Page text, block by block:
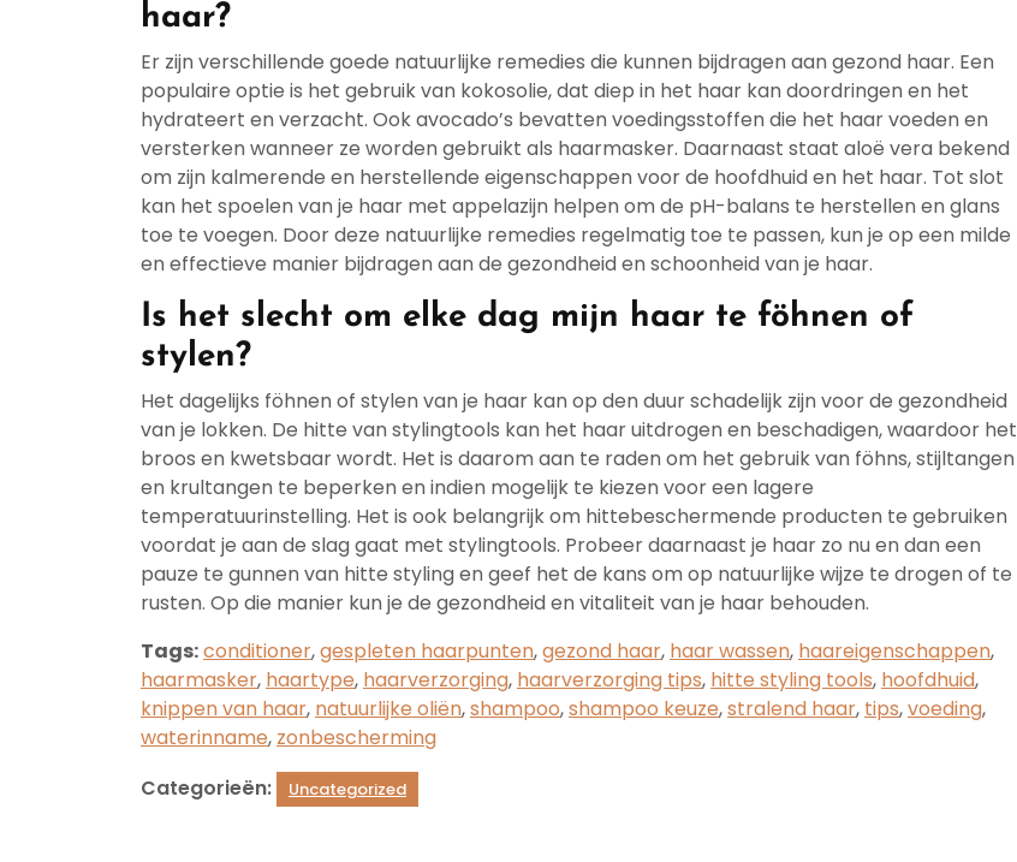
haar?
Er zijn verschillende goede natuurlijke remedies die kunnen bijdragen aan gezond haar. Een
populaire optie is het gebruik van kokosolie, dat diep in het haar kan doordringen en het
hydrateert en verzacht. Ook avocado’s bevatten voedingsstoffen die het haar voeden en
versterken wanneer ze worden gebruikt als haarmasker. Daarnaast staat aloë vera bekend
om zijn kalmerende en herstellende eigenschappen voor de hoofdhuid en het haar. Tot slot
kan het spoelen van je haar met appelazijn helpen om de pH-balans te herstellen en glans
toe te voegen. Door deze natuurlijke remedies regelmatig toe te passen, kun je op een milde
en effectieve manier bijdragen aan de gezondheid en schoonheid van je haar.
Is het slecht om elke dag mijn haar te föhnen of
stylen?
Het dagelijks föhnen of stylen van je haar kan op den duur schadelijk zijn voor de gezondheid
van je lokken. De hitte van stylingtools kan het haar uitdrogen en beschadigen, waardoor het
broos en kwetsbaar wordt. Het is daarom aan te raden om het gebruik van föhns, stijltangen
en krultangen te beperken en indien mogelijk te kiezen voor een lagere
temperatuurinstelling. Het is ook belangrijk om hittebeschermende producten te gebruiken
voordat je aan de slag gaat met stylingtools. Probeer daarnaast je haar zo nu en dan een
pauze te gunnen van hitte styling en geef het de kans om op natuurlijke wijze te drogen of te
rusten. Op die manier kun je de gezondheid en vitaliteit van je haar behouden.
Tags:conditioner,gespleten haarpunten,gezond haar, haar wassen, haareigenschappen,
haarmasker, haartype, haarverzorging, haarverzorging tips, hitte styling tools, hoofdhuid,
knippen van haar, natuurlijke oliën,shampoo,shampoo keuze,stralend haar, tips,voeding,
waterinname, zonbescherming
Categorieën:
Uncategorized